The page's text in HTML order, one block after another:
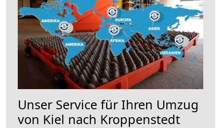
Unser Service für Ihren Umzug
von Kiel nach Kroppenstedt